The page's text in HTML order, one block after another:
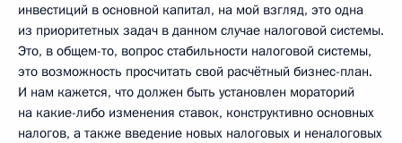
инвестиций в основной капитал, на мой взгляд, это одна
из приоритетных задач в данном случае налоговой системы.
Это, в общем-то, вопрос стабильности налоговой системы,
это возможность просчитать свой расчётный бизнес-план.
И нам кажется, что должен быть установлен мораторий
на какие-либо изменения ставок, конструктивно основных
налогов, а также введение новых налоговых и неналоговых